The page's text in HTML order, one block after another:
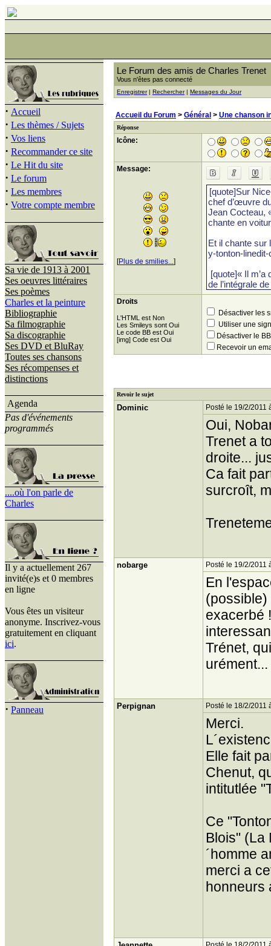
· Accueil
· Les thèmes / Sujets
· Vos liens
· Recommander ce site
· Le Hit du site
· Le forum
· Les membres
· Votre compte membre
Sa vie de 1913 à 2001
Ses oeuvres littéraires
Ses poèmes
Charles et la peinture
Bibliographie
Sa filmographie
Sa discographie
Ses DVD et BluRay
Toutes ses chansons
Ses récompenses et
distinctions
Agenda
Pas d'événements
programmés
....où l'on parle de
Charles
Il y a actuellement 267
invité(e)s et 0 membres
en ligne
Vous êtes un visiteur
anonyme. Inscrivez-vous
gratuitement en cliquant
ici.
· Panneau
Le Forum des amis de Charles Trenet
Vous n'êtes pas connecté
Enregistrer| Rechercher| Messages du Jour
Accueil du Forum > Général > Une chanson
Réponse
Icône:
Message:
[Plus de smilies...]
Droits
L'HTML est Non
Les Smileys sont Oui
Le code BB est Oui
[img] Code est Oui
Désactiver les
Utiliser une
Désactiver le
Recevoir un
Revoir le sujet
Dominic Posté le 19/2/2011
Oui,
Trenet a
droite...
Ca fait
surcroît,
nobarge Posté le 19/2/2011
En
exacerbé !
Trénet,
urément...
Perpignan Posté le 18/2/2011
Merci.
Elle fait
Chenut,
intitutlée
Ce
Blois" (La
´homme
merci a
honneurs